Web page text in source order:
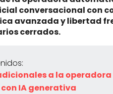
conversacional con
avanzada y libertad
cerrados.
a la operadora
IA generativa